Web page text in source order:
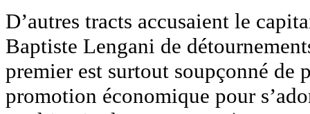
D’autres tracts accusaient le
Baptiste Lengani de
premier est surtout soupçonné de
promotion économique pour